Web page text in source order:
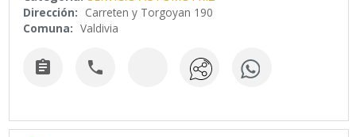
Dirección: Carreten y Torgoyan 190
Comuna: Valdivia
 